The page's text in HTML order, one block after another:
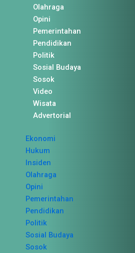
Olahraga
Opini
Pemerintahan
Pendidikan
Politik
Sosial Budaya
Sosok
Video
Wisata
Advertorial
Ekonomi
Hukum
Insiden
Olahraga
Opini
Pemerintahan
Pendidikan
Politik
Sosial Budaya
Sosok